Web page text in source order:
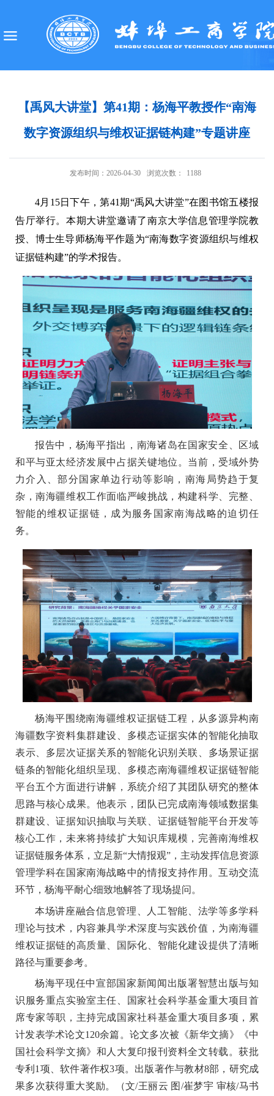
【禹风大讲堂】第41期：杨海平教授作“南海
数字资源组织与维权证据链构建”专题讲座
发布时间：2026-04-30 浏览次数： 1188
4月 15日下午 ，第41期“禹风大讲堂”在图书馆五楼报
告厅举行。本期大讲堂邀请了南京大学信息管理学院教
授、博士生导师杨海平作题为“南海数字资源组织与维权
证据链构建”的学术报告。
报告中， 杨海平指出，南海诸岛在国家安全、区域
和平与亚太经济发展中占据关键地位。当前，受域外势
力介入、部分国家单边行动等影响，南海局势趋于复
杂，南海疆维权工作面临严峻挑战，构建科学、完整、
智能的维权证据链，成为服务国家南海战略的迫切任
务。
杨海平围绕南海疆维权证据链工程 ， 从多源异构南
海疆数字资料集群建设
、多模态证据实体的智能化抽取
表示、多层次证据关系的智能化识别关联、多场景证据
链条的智能化组织呈现、多模态南海疆维权证据链智能
平台五个方面进行讲解 ，系统介绍了其团队研究的整体
思路与核心成果。 他表示，团队已完成南海领域数据集
群建设、证据知识抽取与关联、证据链智能平台开发等
核心工作，未来将持续扩大知识库规模，完善南海维权
证据链服务体系，立足新“大情报观”，主动发挥信息资源
管理学科在国家南海战略中的情报支持作用。互动交流
环节，杨海平耐心细致地解答了现场提问。
本场讲座融合信息管理、人工智能、法学等多学科
理论与技术，内容兼具学术深度与实践价值 ， 为南海疆
维权证据链的高质量、国际化、智能化建设提供了清晰
路径与重要参考。
杨海平现任中宣部国家新闻闻出版署智慧出版与知
识服务重点实验室主任
国家社会科学基金重大项目首
席专家等职， 主持完成国家社科基金重大项目 多项 ，累
计发表学术论文120余篇。论文多次被 《新华文摘》《中
国社会科学文摘》 和 人大复印报刊资料全文转载。获批
专利1 项、软件著作权3项。出版著作与教材8部， 研究成
果多次获得重大奖励。（文/王丽云 图 /崔梦宇 审核/马书